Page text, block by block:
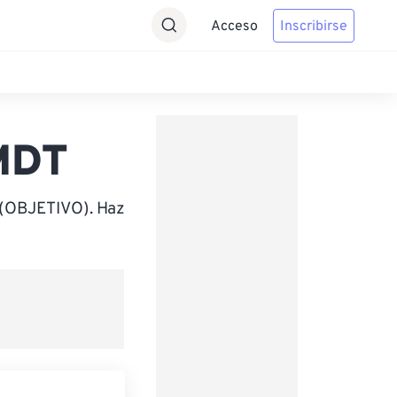
Acceso Inscribirse
Haz